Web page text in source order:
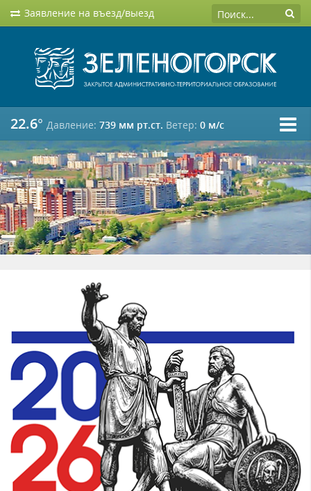
Заявление на въезд/выезд
22.6° Давление: 739 мм рт.ст. Ветер: 0 м/c